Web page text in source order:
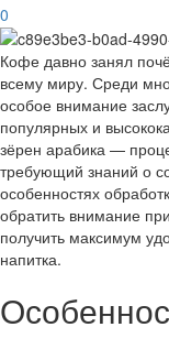
0
Кофе давно занял
всему миру. Среди
особое внимание
популярных и
зёрен арабика —
требующий знаний о
особенностях
обратить внимание
получить максимум
напитка.